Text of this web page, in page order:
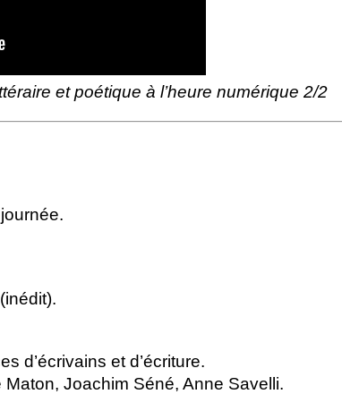
et poétique à l’heure numérique 2/2
(inédit).
d’écrivains et d’écriture.
Joachim Séné, Anne Savelli.